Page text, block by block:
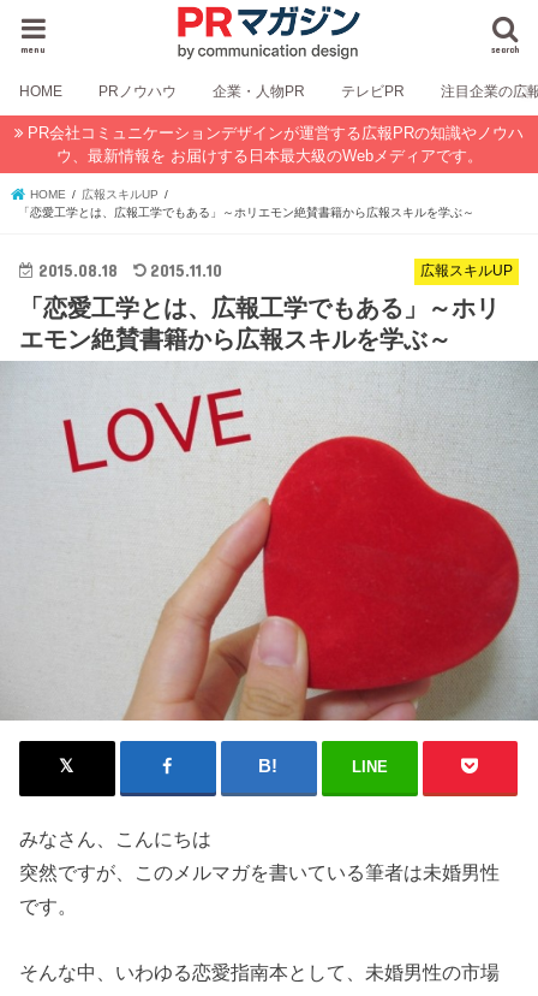
search
menu
HOME PRノウハウ 企業・人物PR テレビPR 注目企業の広
PR会社コミュニケーションデザインが運営する広報PRの知識やノウハ
ウ、最新情報を お届けする日本最大級のWebメディアです。
HOME
広報スキルUP
「恋愛工学とは、広報工学でもある」～ホリエモン絶賛書籍から広報スキルを学ぶ～
広報スキルUP
2015.08.18 2015.11.10
「恋愛工学とは、広報工学でもある」～ホリ
エモン絶賛書籍から広報スキルを学ぶ～
LINE
みなさん、こんにちは
突然ですが、このメルマガを書いている筆者は未婚男性
です。
そんな中、いわゆる恋愛指南本として、未婚男性の市場